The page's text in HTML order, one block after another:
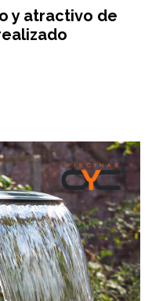
y atractivo de
una amplia gama de...